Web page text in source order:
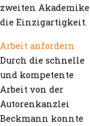
zweiten
die Einzigartigkeit.
Arbeit anfordern
Durch die schnelle
und kompetente
Arbeit von der
Autorenkanzlei
Beckmann konnte